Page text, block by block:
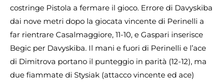
costringe Pistola a fermare il gioco. Errore di Davyskiba
dai nove metri dopo la giocata vincente di Perinelli a
far rientrare Casalmaggiore, 11-10, e Gaspari inserisce
Begic per Davyskiba. Il mani e fuori di Perinelli e l’ace
di Dimitrova portano il punteggio in parità (12-12), ma
due fiammate di Stysiak (attacco vincente ed ace)